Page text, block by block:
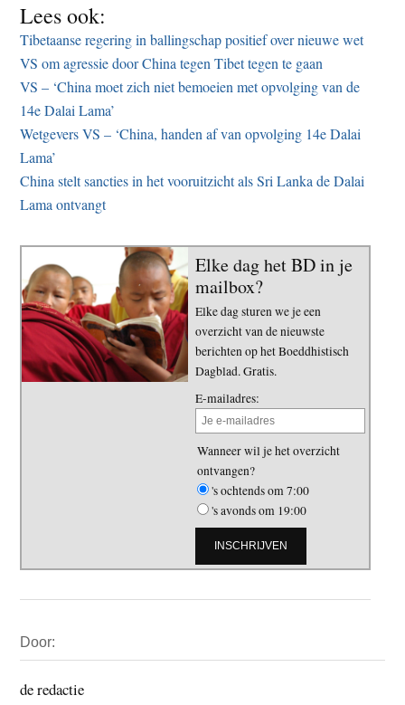
Lees ook:
Tibetaanse regering in ballingschap positief over nieuwe wet
VS om agressie door China tegen Tibet tegen te gaan
VS – ‘China moet zich niet bemoeien met opvolging van de
14e Dalai Lama’
Wetgevers VS – ‘China, handen af van opvolging 14e Dalai
Lama’
China stelt sancties in het vooruitzicht als Sri Lanka de Dalai
Lama ontvangt
Elke dag het BD in je
mailbox?
Elke dag sturen we je een
overzicht van de nieuwste
berichten op het Boeddhistisch
Dagblad. Gratis.
E-mailadres:
Wanneer wil je het overzicht
ontvangen?
's ochtends om 7:00
's avonds om 19:00
Sidebar
Door:
de redactie